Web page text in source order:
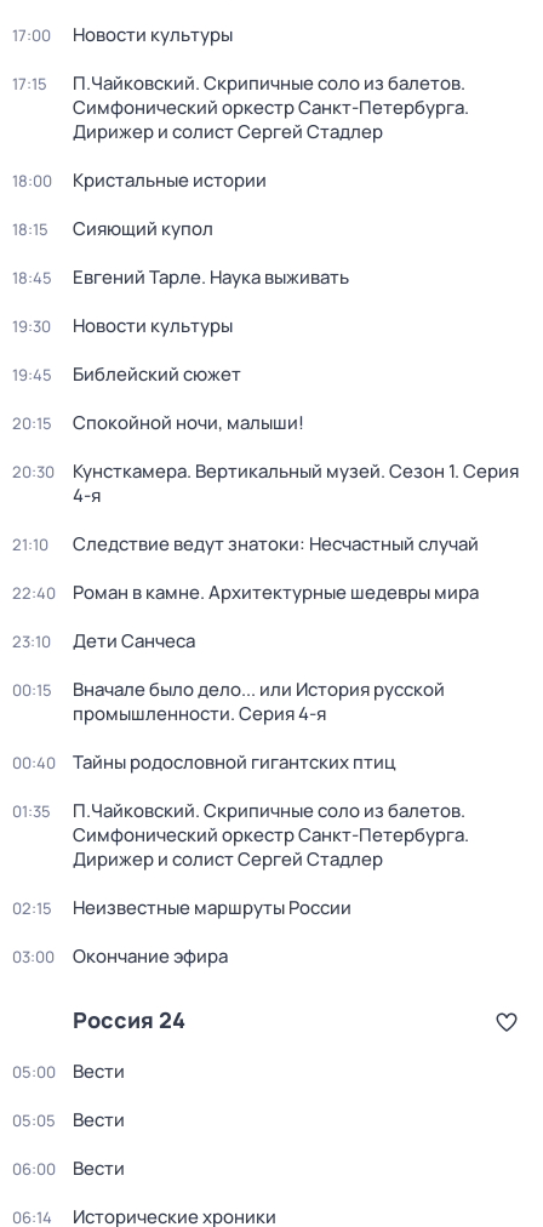
17:00 Новости культуры
17:15
П.Чайковский. Скрипичные соло из балетов.
Симфонический оркестр Санкт-Петербурга.
Дирижер и солист Сергей Стадлер
18:00 Кристальные истории
18:15 Сияющий купол
18:45 Евгений Тарле. Наука выживать
19:30 Новости культуры
19:45 Библейский сюжет
20:15 Спокойной ночи, малыши!
20:30 Кунсткамера. Вертикальный музей. Сезон 1. Серия
4-я
21:10 Следствие ведут знатоки: Несчастный случай
22:40 Роман в камне. Архитектурные шедевры мира
23:10 Дети Санчеса
00:15
Вначале было дело... или История русской
промышленности. Серия 4-я
00:40 Тайны родословной гигантских птиц
01:35
П.Чайковский. Скрипичные соло из балетов.
Симфонический оркестр Санкт-Петербурга.
Дирижер и солист Сергей Стадлер
02:15 Неизвестные маршруты России
03:00 Окончание эфира
Россия 24
05:00 Вести
05:05 Вести
06:00 Вести
06:14 Исторические хроники